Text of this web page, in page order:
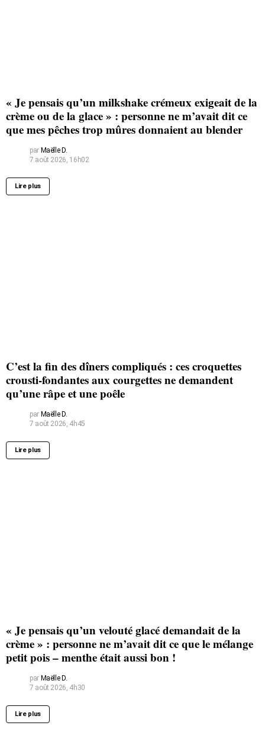
« Je pensais qu’un milkshake crémeux exigeait de la
crème ou de la glace » : personne ne m’avait dit ce
que mes pêches trop mûres donnaient au blender
par Maëlle D.
7 août 2026, 16h02
Lire plus
C’est la fin des dîners compliqués : ces croquettes
crousti-fondantes aux courgettes ne demandent
qu’une râpe et une poêle
par Maëlle D.
7 août 2026, 4h45
Lire plus
« Je pensais qu’un velouté glacé demandait de la
crème » : personne ne m’avait dit ce que le mélange
petit pois – menthe était aussi bon !
par Maëlle D.
7 août 2026, 4h30
Lire plus